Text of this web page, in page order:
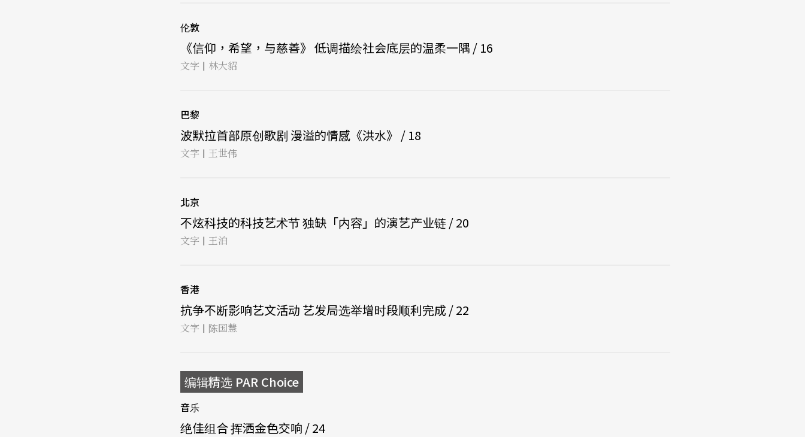
伦敦
《信仰，希望，与慈善》 低调描绘社会底层的温柔一隅 / 16
文字 | 林大貂
巴黎
波默拉首部原创歌剧 漫溢的情感《洪水》 / 18
文字 | 王世伟
北京
不炫科技的科技艺术节 独缺「内容」的演艺产业链 / 20
文字 | 王泊
香港
抗争不断影响艺文活动 艺发局选举增时段顺利完成 / 22
文字 | 陈国慧
编辑精选 PAR Choice
音乐
绝佳组合 挥洒金色交响 / 24